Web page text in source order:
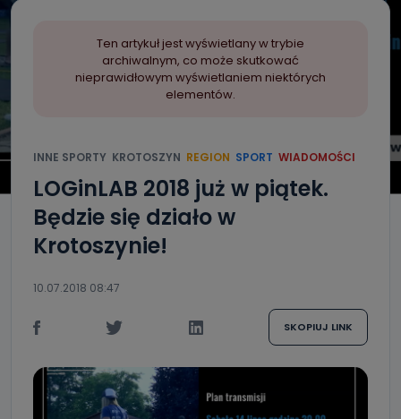
Ten artykuł jest wyświetlany w trybie
archiwalnym, co może skutkować
nieprawidłowym wyświetlaniem niektórych
elementów.
INNE SPORTY KROTOSZYN REGION SPORT WIADOMOŚCI
LOGinLAB 2018 już w piątek.
Będzie się działo w
Krotoszynie!
10.07.2018 08:47
SKOPIUJ LINK